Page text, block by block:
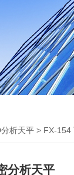
析天平 > FX-154
分析天平